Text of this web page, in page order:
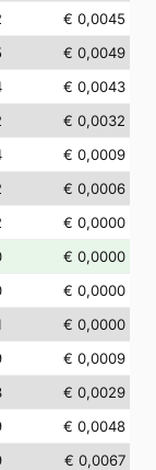
€ 0,0045
€ 0,0049
€ 0,0043
€ 0,0032
€ 0,0009
€ 0,0006
€ 0,0000
€ 0,0000
€ 0,0000
€ 0,0000
€ 0,0009
€ 0,0029
€ 0,0048
€ 0,0067